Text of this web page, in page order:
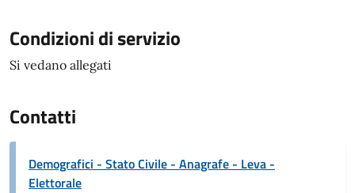
Condizioni di servizio
Si vedano allegati
Contatti
Demografici - Stato Civile - Anagrafe - Leva -
Elettorale